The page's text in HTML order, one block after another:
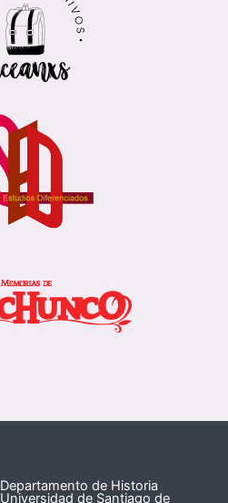
Departamento de Historia
Universidad de Santiago de